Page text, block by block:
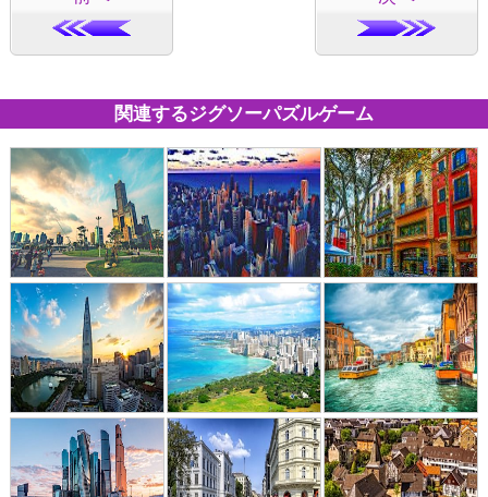
関連するジグソーパズルゲーム